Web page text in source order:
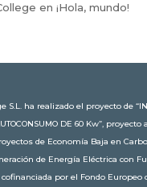
en ¡Hola, mundo!
S.L. ha realizado el proyecto de
DE 60 Kw”, proyecto
de Economía Baja en
de Energía Eléctrica con
por el Fondo Europeo